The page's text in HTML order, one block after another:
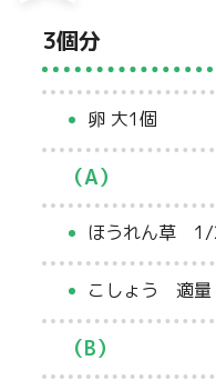
3個分
卵 大1個
（A）
ほうれん草 1/
こしょう 適量
（B）